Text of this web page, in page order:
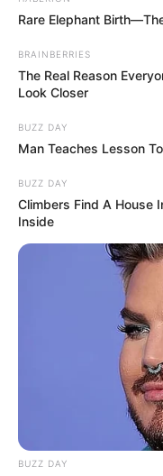
Rare Elephant
BRAINBERRIES
The Real Reason
Look Closer
BUZZ DAY
Man Teaches Lesson
BUZZ DAY
Climbers Find A House
Inside
BUZZ DAY